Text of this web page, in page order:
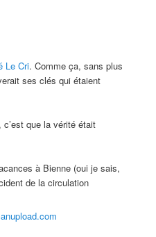
Le Cri. Comme ça, sans plus
ses clés qui étaient
que la vérité était
à Bienne (oui je sais,
de la circulation